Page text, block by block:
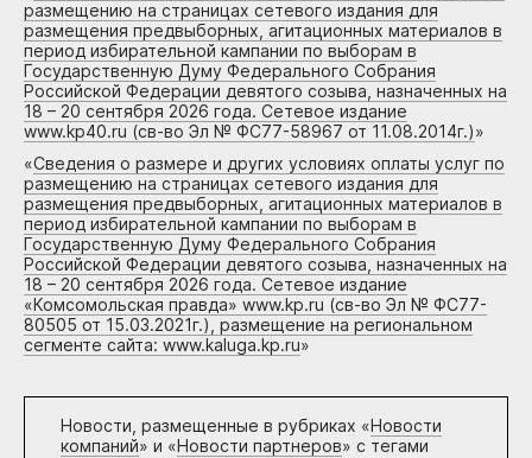
размещению на страницах сетевого издания для
размещения предвыборных, агитационных материалов в
период избирательной кампании по выборам в
Государственную Думу Федерального Собрания
Российской Федерации девятого созыва, назначенных на
18 – 20 сентября 2026 года. Сетевое издание
www.kp40.ru (св-во Эл № ФС77-58967 от 11.08.2014г.)»
«Сведения о размере и других условиях оплаты услуг по
размещению на страницах сетевого издания для
размещения предвыборных, агитационных материалов в
период избирательной кампании по выборам в
Государственную Думу Федерального Собрания
Российской Федерации девятого созыва, назначенных на
18 – 20 сентября 2026 года. Сетевое издание
«Комсомольская правда» www.kp.ru (св-во Эл № ФС77-
80505 от 15.03.2021г.), размещение на региональном
сегменте сайта: www.kaluga.kp.ru»
Новости, размещенные в рубриках «Новости
компаний» и «Новости партнеров» с тегами